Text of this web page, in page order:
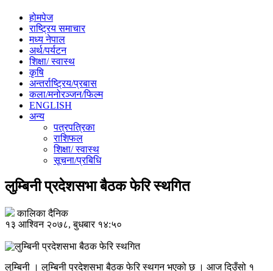
होमपेज
राष्ट्रिय समाचार
मध्य नेपाल
अर्थ/पर्यटन
शिक्षा/ स्वास्थ
कृषि
अन्तर्राष्ट्रिय/प्रबास
कला/मनोरञ्जन/फिल्म
ENGLISH
अन्य
पत्रपत्रिका
राशिफल
शिक्षा/ स्वास्थ
सूचना/प्रबिधि
लुम्बिनी प्रदेशसभा बैठक फेरि स्थगित
कालिका दैनिक
१३ आश्विन २०७८, बुधबार १४:५०
लुम्बिनी । लुम्बिनी प्रदेशसभा बैठक फेरि स्थगन भएको छ । आज दिउँसो १